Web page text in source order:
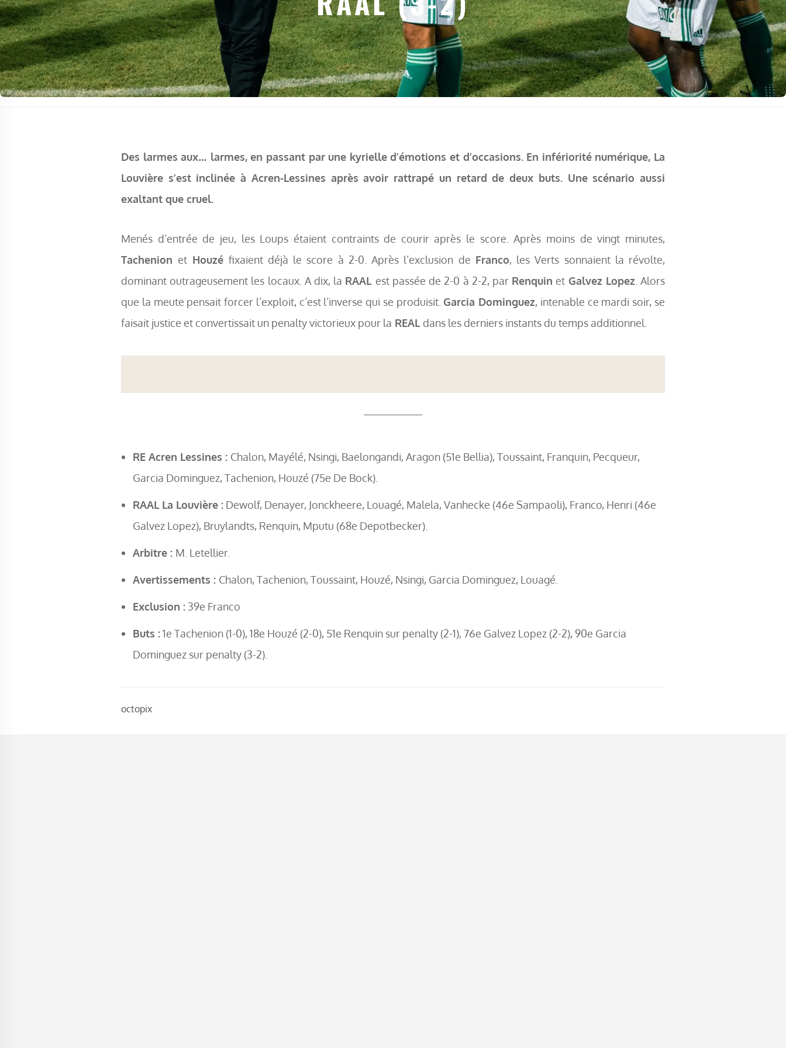
octopix
Des larmes aux… larmes, en passant par une kyrielle d’émotions et d’occasions. En infériorité numérique, La
Louvière s’est inclinée à Acren-Lessines après avoir rattrapé un retard de deux buts. Une scénario aussi
exaltant que cruel.
Menés d’entrée de jeu, les Loups étaient contraints de courir après le score. Après moins de vingt minutes,
Tachenion et Houzé fixaient déjà le score à 2-0. Après l’exclusion de Franco, les Verts sonnaient la révolte,
dominant outrageusement les locaux. A dix, la RAAL est passée de 2-0 à 2-2, par Renquin et Galvez Lopez . Alors
que la meute pensait forcer l’exploit, c’est l’inverse qui se produisit. Garcia Dominguez, intenable ce mardi soir, se
faisait justice et convertissait un penalty victorieux pour la REAL dans les derniers instants du temps additionnel.
RE Acren Lessines : Chalon, Mayélé, Nsingi, Baelongandi, Aragon (51e Bellia), Toussaint, Franquin, Pecqueur,
Garcia Dominguez, Tachenion, Houzé (75e De Bock).
RAAL La Louvière : Dewolf, Denayer, Jonckheere, Louagé, Malela, Vanhecke (46e Sampaoli), Franco, Henri (46e
Galvez Lopez), Bruylandts, Renquin, Mputu (68e Depotbecker).
Arbitre : M. Letellier.
Avertissements : Chalon, Tachenion, Toussaint, Houzé, Nsingi, Garcia Dominguez, Louagé.
Exclusion : 39e Franco
Buts :1e Tachenion (1-0), 18e Houzé (2-0), 51e Renquin sur penalty (2-1), 76e Galvez Lopez (2-2), 90e Garcia
Dominguez sur penalty (3-2).